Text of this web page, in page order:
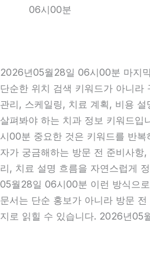
06시00분
2026년05월28일 06시00분 마지
단순한 위치 검색 키워드가 아니라
관리, 스케일링, 치료 계획, 비용
살펴봐야 하는 치과 정보 키워드
시00분 중요한 것은 키워드를 반
자가 궁금해하는 방문 전 준비사항
리, 치료 설명 흐름을 자연스럽게
05월28일 06시00분 이런 방식으
문서는 단순 홍보가 아니라 방문
지로 읽힐 수 있습니다. 2026년05